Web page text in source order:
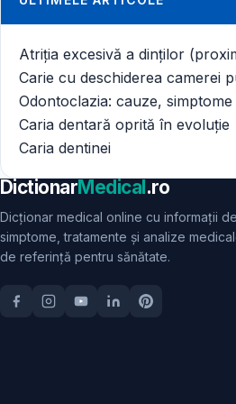
Atriția excesivă a dinților
Carie cu deschiderea camerei
Odontoclazia: cauze,
Caria dentară oprită în evoluție
Caria dentinei
DictionarMedical.ro
Dicționar medical online cu informații
simptome, tratamente și analize
de referință pentru sănătate.